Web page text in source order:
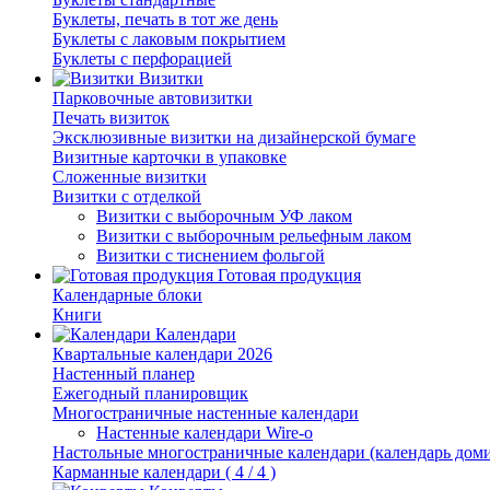
Буклеты, печать в тот же день
Буклеты с лаковым покрытием
Буклеты с перфорацией
Визитки
Парковочные автовизитки
Печать визиток
Эксклюзивные визитки на дизайнерской бумаге
Визитные карточки в упаковке
Сложенные визитки
Визитки с отделкой
Визитки с выборочным УФ лаком
Визитки с выборочным рельефным лаком
Визитки с тиснением фольгой
Готовая продукция
Календарные блоки
Книги
Календари
Квартальные календари 2026
Настенный планер
Ежегодный планировщик
Многостраничные настенные календари
Настенные календари Wire-o
Настольные многостраничные календари (календарь
Карманные календари ( 4 / 4 )